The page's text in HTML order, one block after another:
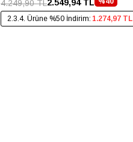
2.549,94 TL
4.249,90 TL
2.3.4. Ürüne %50 İndirim: 1.274,97 TL